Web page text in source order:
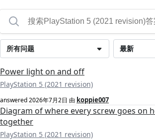
最新
所有问题
Power light on and off
PlayStation 5 (2021 revision)
answered2026年7月2日 由 koppie007
Diagram of where every screw goes on
together
PlayStation 5 (2021 revision)